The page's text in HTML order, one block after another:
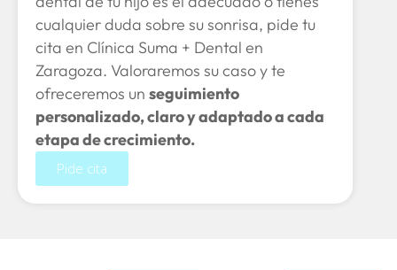
cualquier duda sobre su sonrisa, pide tu
cita en Clínica Suma + Dental en
Zaragoza. Valoraremos su caso y te
ofreceremos un seguimiento
personalizado, claro y adaptado a cada
etapa de crecimiento.
Pide cita